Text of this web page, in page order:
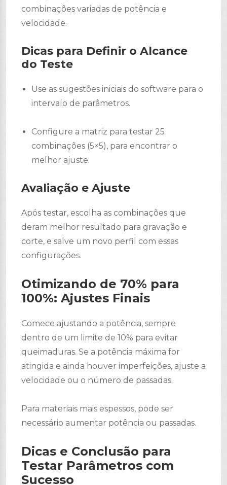
combinações variadas de potência e
velocidade.
Dicas para Definir o Alcance
do Teste
Use as sugestões iniciais do software para o
intervalo de parâmetros.
Configure a matriz para testar 25
combinações (5×5), para encontrar o
melhor ajuste.
Avaliação e Ajuste
Após testar, escolha as combinações que
deram melhor resultado para gravação e
corte, e salve um novo perfil com essas
configurações.
Otimizando de 70% para
100%: Ajustes Finais
Comece ajustando a potência, sempre
dentro de um limite de 10% para evitar
queimaduras. Se a potência máxima for
atingida e ainda houver imperfeições, ajuste a
velocidade ou o número de passadas.
Para materiais mais espessos, pode ser
necessário aumentar potência ou passadas.
Dicas e Conclusão para
Testar Parâmetros com
Sucesso